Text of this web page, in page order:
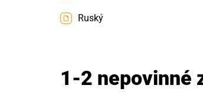
Ruský
1-2 nepovinné